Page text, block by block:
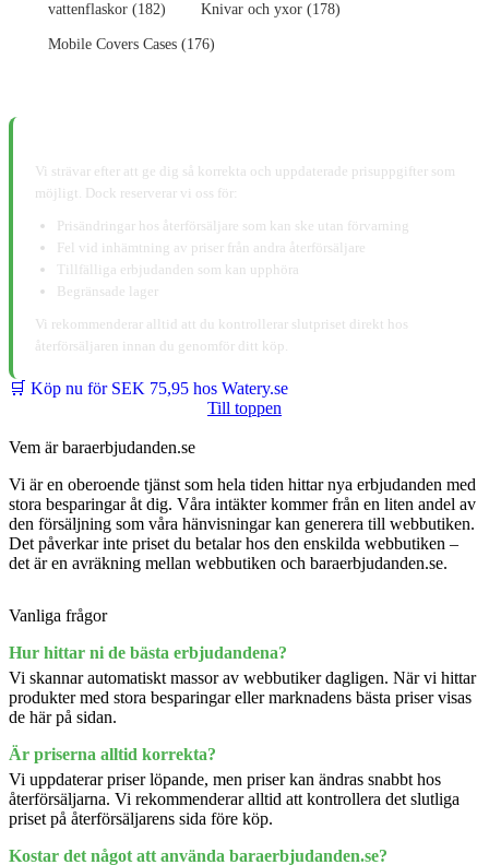
vattenflaskor (182) Knivar och yxor (178)
Mobile Covers Cases (176)
Vi strävar efter att ge dig så korrekta och uppdaterade prisuppgifter som
möjligt. Dock reserverar vi oss för:
Prisändringar hos återförsäljare som kan ske utan förvarning
Fel vid inhämtning av priser från andra återförsäljare
Tillfälliga erbjudanden som kan upphöra
Begränsade lager
Vi rekommenderar alltid att du kontrollerar slutpriset direkt hos
återförsäljaren innan du genomför ditt köp.
🛒 Köp nu för SEK 75,95 hos Watery.se
Till toppen
Vem är baraerbjudanden.se
Vi är en oberoende tjänst som hela tiden hittar nya erbjudanden med
stora besparingar åt dig. Våra intäkter kommer från en liten andel av
den försäljning som våra hänvisningar kan generera till webbutiken.
Det påverkar inte priset du betalar hos den enskilda webbutiken –
det är en avräkning mellan webbutiken och baraerbjudanden.se.
Vanliga frågor
Hur hittar ni de bästa erbjudandena?
Vi skannar automatiskt massor av webbutiker dagligen. När vi hittar
produkter med stora besparingar eller marknadens bästa priser visas
de här på sidan.
Är priserna alltid korrekta?
Vi uppdaterar priser löpande, men priser kan ändras snabbt hos
återförsäljarna. Vi rekommenderar alltid att kontrollera det slutliga
priset på återförsäljarens sida före köp.
Kostar det något att använda baraerbjudanden.se?